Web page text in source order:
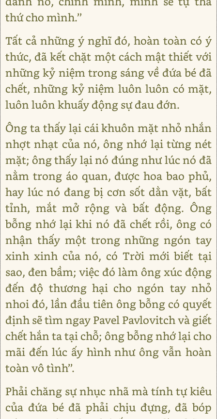
thứ cho mình.’’
Tất cả những ý nghĩ đó, hoàn toàn có ý
thức, đã kết chặt một cách mật thiết với
những kỷ niệm trong sáng về đứa bé đã
chết, những kỷ niệm luôn luôn có mặt,
luôn luôn khuấy động sự đau đớn.
Ông ta thấy lại cái khuôn mặt nhỏ nhắn
nhợt nhạt của nó, ông nhớ lại từng nét
mặt; ông thấy lại nó đúng như lúc nó đã
nằm trong áo quan, được hoa bao phủ,
hay lúc nó đang bị cơn sốt dằn vặt, bất
tỉnh, mắt mở rộng và bất động. Ông
bỗng nhớ lại khi nó đã chết rồi, ông có
nhận thấy một trong những ngón tay
xinh xinh của nó, có Trời mới biết tại
sao, đen bầm; việc đó làm ông xúc động
đến độ thương hại cho ngón tay nhỏ
nhoi đó, lần đầu tiên ông bỗng có quyết
định sẽ tìm ngay Pavel Pavlovitch và giết
chết hắn ta tại chỗ; ông bỗng nhớ lại cho
mãi đến lúc ấy hình như ông vẫn hoàn
toàn vô tình’’.
Phải chăng sự nhục nhã mà tính tự kiêu
của đứa bé đã phải chịu đựng, đã bóp